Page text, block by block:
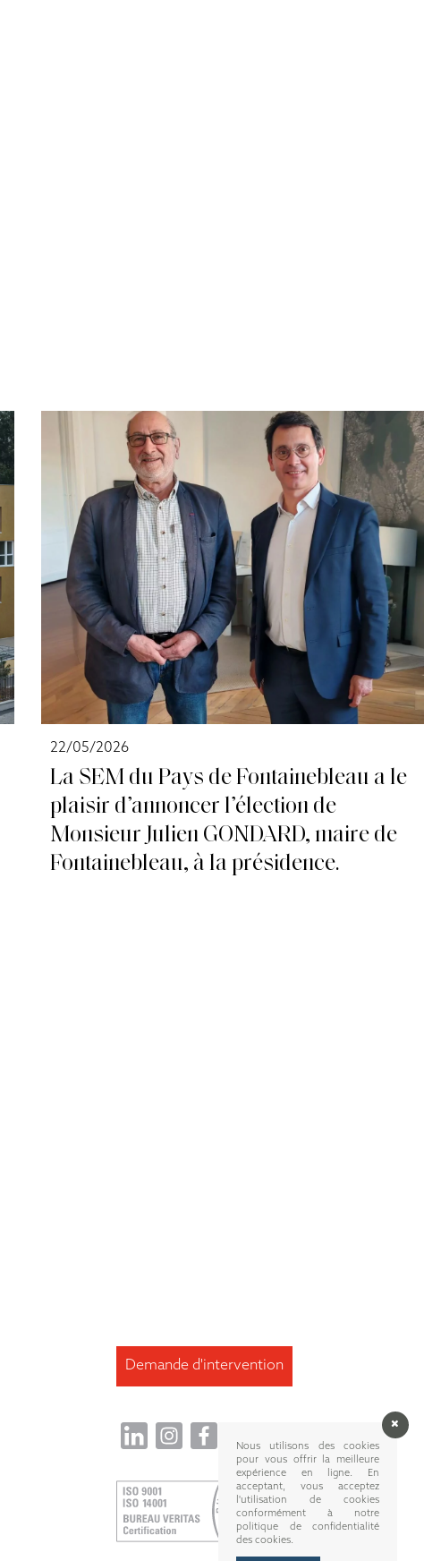
22/05/2026
La SEM du Pays de Fontainebleau a le
plaisir d’annoncer l’élection de
Monsieur Julien GONDARD, maire de
Fontainebleau, à la présidence.
Demande d'intervention
Nous utilisons des cookies
pour vous offrir la meilleure
expérience en ligne. En
acceptant, vous acceptez
l'utilisation de cookies
conformément à notre
politique de confidentialité
des cookies.